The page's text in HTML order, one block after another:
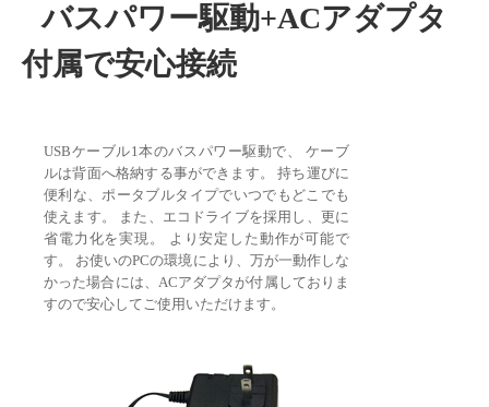
バスパワー駆動+ACアダプタ
付属で安心接続
USBケーブル1本のバスパワー駆動で、 ケーブ
ルは背面へ格納する事ができます。 持ち運びに
便利な、ポータブルタイプでいつでもどこでも
使えます。 また、エコドライブを採用し、更に
省電力化を実現。 より安定した動作が可能で
す。 お使いのPCの環境により、万が一動作しな
かった場合には、ACアダプタが付属しておりま
すので安心してご使用いただけます。